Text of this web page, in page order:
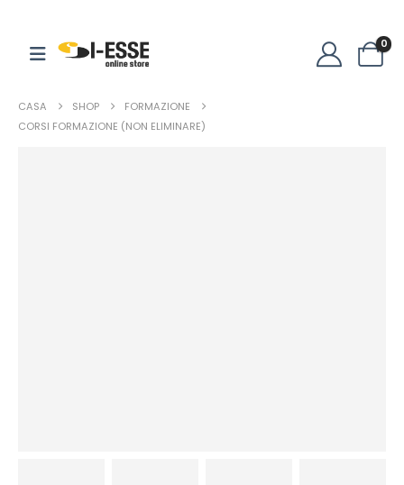
0
CASA SHOP
FORMAZIONE
CORSI FORMAZIONE (NON ELIMINARE)